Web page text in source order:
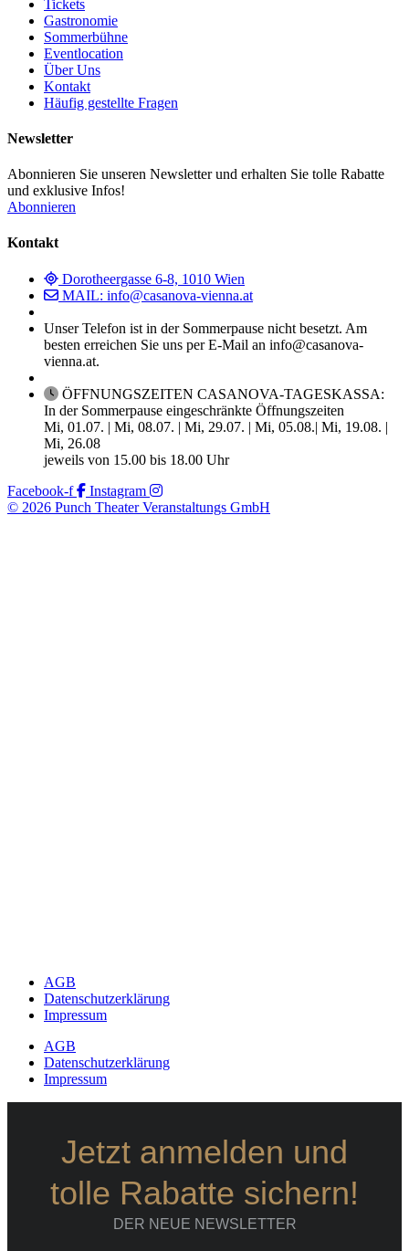
Tickets
Gastronomie
Sommerbühne
Eventlocation
Über Uns
Kontakt
Häufig gestellte Fragen
Newsletter
Abonnieren Sie unseren Newsletter und erhalten Sie tolle Rabatte
und exklusive Infos!
Abonnieren
Kontakt
Dorotheergasse 6-8, 1010 Wien
MAIL: info@casanova-vienna.at
Unser Telefon ist in der Sommerpause nicht besetzt. Am
besten erreichen Sie uns per E-Mail an info@casanova-
vienna.at.
ÖFFNUNGSZEITEN CASANOVA-TAGESKASSA:
In der Sommerpause eingeschränkte Öffnungszeiten
Mi, 01.07. | Mi, 08.07. | Mi, 29.07. | Mi, 05.08.| Mi, 19.08. |
Mi, 26.08
jeweils von 15.00 bis 18.00 Uhr
Facebook-f
Instagram
© 2026 Punch Theater Veranstaltungs GmbH
AGB
Datenschutzerklärung
Impressum
AGB
Datenschutzerklärung
Impressum
Jetzt anmelden und
tolle Rabatte sichern!
DER NEUE NEWSLETTER